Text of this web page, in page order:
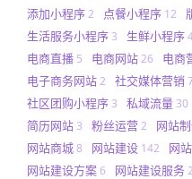
添加小程序2 点餐小程序 12
生活服务小程序 3 生鲜小程序
电商直播 5 电商网站26 电商
电子商务网站2 社交媒体营销 7
社区团购小程序 3 私域流量 30
简历网站 3 粉丝运营2 网站
网站商城8 网站建设 142 网
网站建设方案6 网站建设服务2